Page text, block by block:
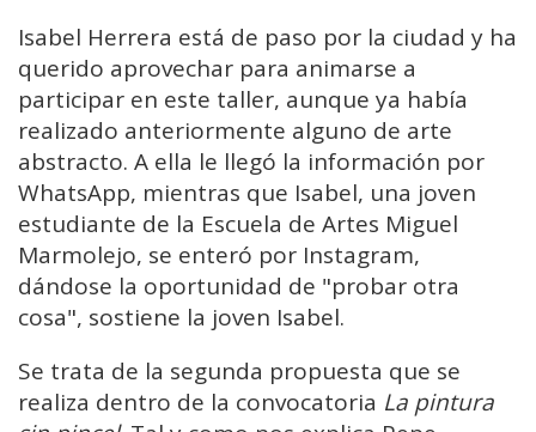
Isabel Herrera está de paso por la ciudad y ha
querido aprovechar para animarse a
participar en este taller, aunque ya había
realizado anteriormente alguno de arte
abstracto. A ella le llegó la información por
WhatsApp, mientras que Isabel, una joven
estudiante de la Escuela de Artes Miguel
Marmolejo, se enteró por Instagram,
dándose la oportunidad de "probar otra
cosa", sostiene la joven Isabel.
Se trata de la segunda propuesta que se
realiza dentro de la convocatoria La pintura